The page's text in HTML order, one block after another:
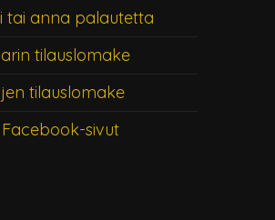
tai anna palautetta
tilauslomake
tilauslomake
sivut